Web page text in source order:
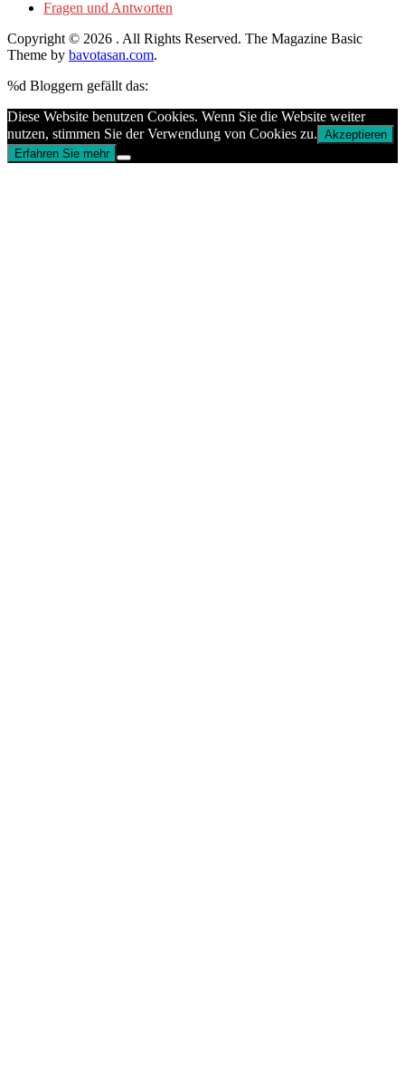
Fragen und Antworten
Copyright © 2026 . All Rights Reserved. The Magazine Basic
Theme by bavotasan.com.
%d Bloggern gefällt das:
Diese Website benutzen Cookies. Wenn Sie die Website weiter
nutzen, stimmen Sie der Verwendung von Cookies zu. Akzeptieren
Erfahren Sie mehr